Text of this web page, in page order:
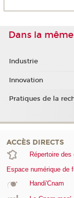
Dans la
Industrie
Innovation
Pratiques de la
ACCÈS DIRECTS
Répertoire
Espace numérique de
Handi'Cnam